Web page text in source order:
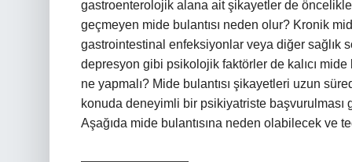
gastroenterolojik alana ait şikayetler de
geçmeyen mide bulantısı neden olur? Kronik
gastrointestinal enfeksiyonlar veya diğer sağlık
depresyon gibi psikolojik faktörler de kalıcı mide
ne yapmalı? Mide bulantısı şikayetleri uzun
konuda deneyimli bir psikiyatriste başvurulması
Aşağıda mide bulantısına neden olabilecek ve